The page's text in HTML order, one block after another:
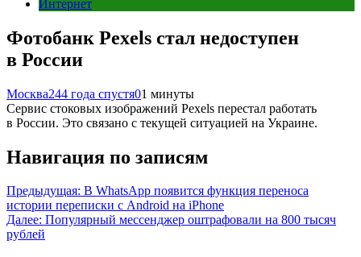
Интернет
Фотобанк Pexels стал недоступен
в России
Москва244 года спустя01 минуты
Сервис стоковых изображений Pexels перестал работать
в России. Это связано с текущей ситуацией на Украине.
Навигация по записям
Предыдущая: В WhatsApp появится функция переноса
истории переписки с Android на iPhone
Далее: Популярный мессенджер оштрафовали на 800 тысяч
рублей